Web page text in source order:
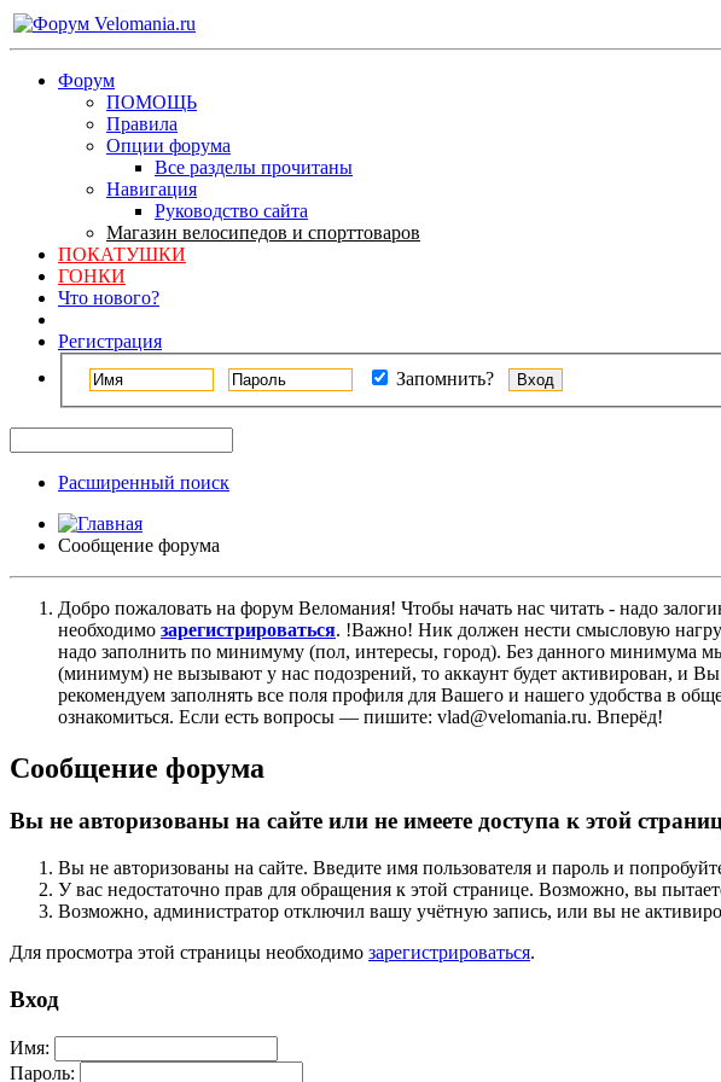
Форум
ПОМОЩЬ
Правила
Опции форума
Все разделы прочитаны
Навигация
Руководство сайта
Магазин велосипедов и спорттоваров
ПОКАТУШКИ
ГОНКИ
Что нового?
Регистрация
Запомнить?
Расширенный поиск
Сообщение форума
Добро пожаловать на форум Веломания! Чтобы начать нас читать - надо
необходимо зарегистрироваться. !Важно! Ник должен нести смысловую
надо заполнить по минимуму (пол, интересы, город). Без данного
(минимум) не вызывают у нас подозрений, то аккаунт будет активирован, и
рекомендуем заполнять все поля профиля для Вашего и нашего удобства в
ознакомиться. Если есть вопросы — пишите: vlad@velomania.ru. Вперёд!
Сообщение форума
Вы не авторизованы на сайте или не имеете доступа к этой
Вы не авторизованы на сайте. Введите имя пользователя и пароль и
У вас недостаточно прав для обращения к этой странице. Возможно, вы
Возможно, администратор отключил вашу учётную запись, или вы не
Для просмотра этой страницы необходимо зарегистрироваться.
Вход
Имя:
Пароль: